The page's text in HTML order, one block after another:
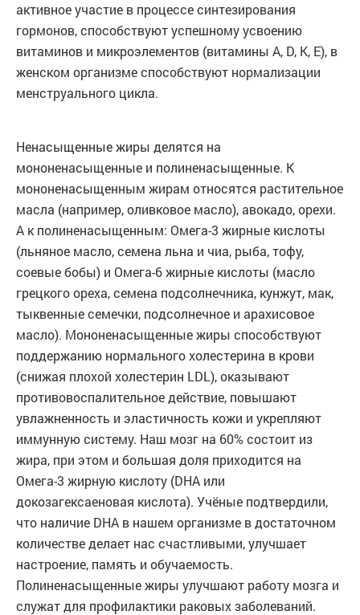
активное участие в процессе синтезирования
гормонов, способствуют успешному усвоению
витаминов и микроэлементов (витамины A, D, K, E), в
женском организме способствуют нормализации
менструального цикла.
Ненасыщенные жиры делятся на
мононенасыщенные и полиненасыщенные. К
мононенасыщенным жирам относятся растительное
масла (например, оливковое масло), авокадо, орехи.
А к полиненасыщенным: Омега-3 жирные кислоты
(льняное масло, семена льна и чиа, рыба, тофу,
соевые бобы) и Омега-6 жирные кислоты (масло
грецкого ореха, семена подсолнечника, кунжут, мак,
тыквенные семечки, подсолнечное и арахисовое
масло). Мононенасыщенные жиры способствуют
поддержанию нормального холестерина в крови
(снижая плохой холестерин LDL), оказывают
противовоспалительное действие, повышают
увлажненность и эластичность кожи и укрепляют
иммунную систему. Наш мозг на 60% состоит из
жира, при этом и большая доля приходится на
Омега-3 жирную кислоту (DHA или
докозагексаеновая кислота). Учёные подтвердили,
что наличие DHA в нашем организме в достаточном
количестве делает нас счастливыми, улучшает
настроение, память и обучаемость.
Полиненасыщенные жиры улучшают работу мозга и
служат для профилактики раковых заболеваний.